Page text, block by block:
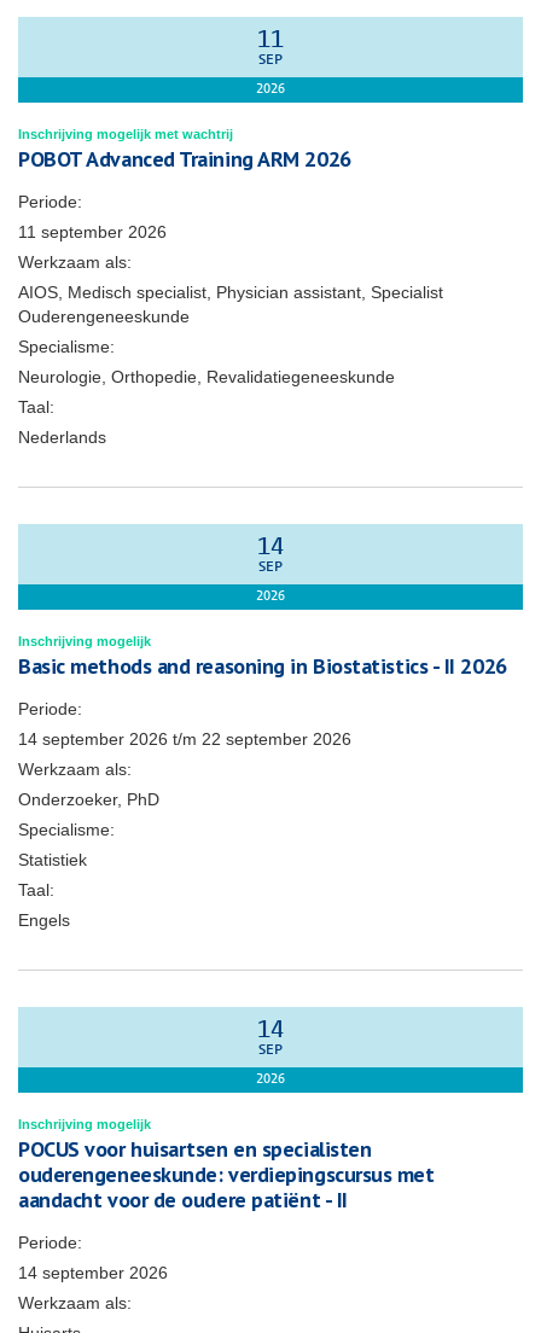
11
SEP
2026
Inschrijving mogelijk met wachtrij
POBOT Advanced Training ARM 2026
Periode:
11 september 2026
Werkzaam als:
AIOS, Medisch specialist, Physician assistant, Specialist
Ouderengeneeskunde
Specialisme:
Neurologie, Orthopedie, Revalidatiegeneeskunde
Taal:
Nederlands
14
SEP
2026
Inschrijving mogelijk
Basic methods and reasoning in Biostatistics - II 2026
Periode:
14 september 2026 t/m 22 september 2026
Werkzaam als:
Onderzoeker, PhD
Specialisme:
Statistiek
Taal:
Engels
14
SEP
2026
Inschrijving mogelijk
POCUS voor huisartsen en specialisten
ouderengeneeskunde: verdiepingscursus met
aandacht voor de oudere patiënt - II
Periode:
14 september 2026
Werkzaam als: